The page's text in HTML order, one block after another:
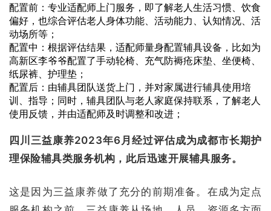
配置前：专业适配师上门服务，即了解老人生活习惯、饮食
偏好，也综合评估老人身体功能、活动能力、认知情况、活
动场所等；
配置中：根据评估结果，适配师量身配置辅具设备，比如为
高新区李爷爷配置了手动轮椅、充气防褥疮床垫、坐便椅、
纸尿裤、护理垫；
配置后：由辅具团队送货上门，并对家属进行辅具使用培
训、指导；同时，辅具团队与老人家庭保持联系，了解老人
使用反馈，并由适配师及时调整和改进；
四川三益康养2023年6月经过评估成为成都市长期护
理保险辅具类服务机构，此后迅速开展辅具服务。
这是因为三益康养做了充分的前期准备。在成为定点